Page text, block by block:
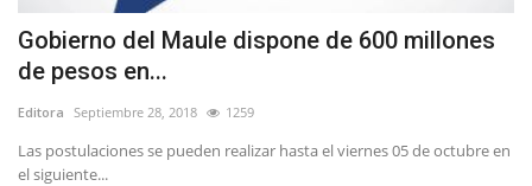
Política
Espectáculos
Gobierno del Maule dispone de 600 millones
de pesos en...
Editora Septiembre 28, 2018 1259
Las postulaciones se pueden realizar hasta el viernes 05 de octubre en
el siguiente...